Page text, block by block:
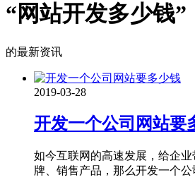
“网站开发多少钱”
的最新资讯
2019-03-28
开发一个公司网站要
如今互联网的高速发展，给企
牌、销售产品，那么开发一个